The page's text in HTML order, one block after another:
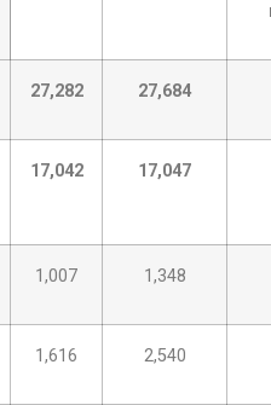
27,282 27,684
17,042 17,047
1,007 1,348
1,616 2,540